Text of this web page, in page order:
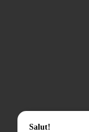
Salut!